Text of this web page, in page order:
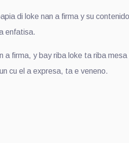
di loke nan a firma y su
enfatisa.
firma, y bay riba loke ta riba
cu el a expresa, ta e veneno.